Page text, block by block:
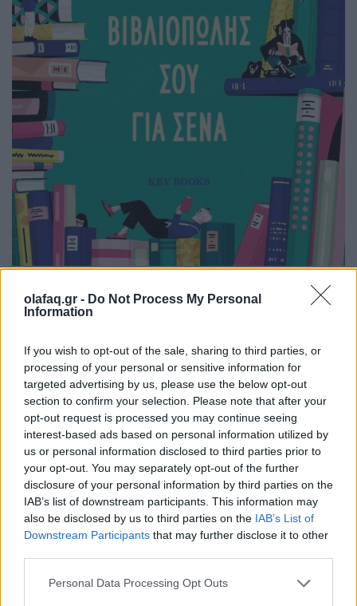
olafaq.gr - Do Not Process My Personal
Information
If you wish to opt-out of the sale, sharing to third parties, or
processing of your personal or sensitive information for
targeted advertising by us, please use the below opt-out
section to confirm your selection. Please note that after your
opt-out request is processed you may continue seeing
interest-based ads based on personal information utilized by
us or personal information disclosed to third parties prior to
your opt-out. You may separately opt-out of the further
disclosure of your personal information by third parties on the
IAB’s list of downstream participants. This information may
also be disclosed by us to third parties on the IAB’s List of
Downstream Participants that may further disclose it to other
Personal Data Processing Opt Outs
Από τον συγγραφέα του bestseller To ημερολόγιο
ενός βιβλιοπώλη
«Δείξε μου τι διαβάζεις, να σου πω ποιος είσαι».
Ο βιβλιοπώλης μας είναι ο άνθρωπος που, με τη
θέλησή μας ή όχι, γνωρίζει σε βάθος τις ανησυχίες,
τα όνειρα, ακόμα και την αισθητική μας, με βάση
τους τίτλους που πηγαίνουμε στον πάγκο του.
Πρόκειται για μια ξεχωριστή περίπτωση ειδικού,